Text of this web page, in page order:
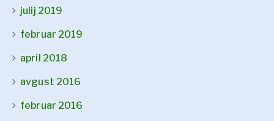
julij 2019
februar 2019
april 2018
avgust 2016
februar 2016